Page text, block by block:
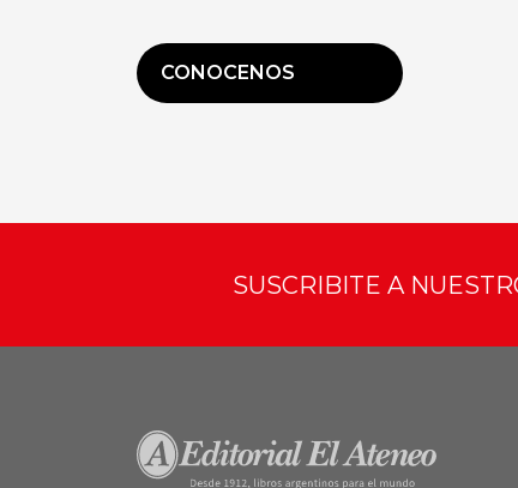
CONOCENOS
SUSCRIBITE A